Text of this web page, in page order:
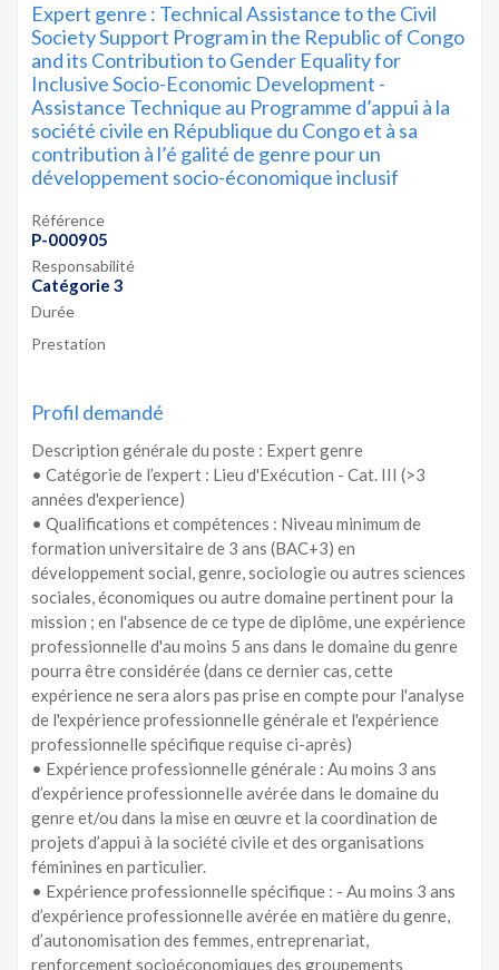
Expert genre : Technical Assistance to the Civil
Society Support Program in the Republic of Congo
and its Contribution to Gender Equality for
Inclusive Socio-Economic Development -
Assistance Technique au Programme d’appui à la
société civile en République du Congo et à sa
contribution à l’é galité de genre pour un
développement socio-économique inclusif
Référence
P-000905
Responsabilité
Catégorie 3
Durée
Prestation
Profil demandé
Description générale du poste : Expert genre
• Catégorie de l’expert : Lieu d'Exécution - Cat. III (>3
années d'experience)
• Qualifications et compétences : Niveau minimum de
formation universitaire de 3 ans (BAC+3) en
développement social, genre, sociologie ou autres sciences
sociales, économiques ou autre domaine pertinent pour la
mission ; en l'absence de ce type de diplôme, une expérience
professionnelle d'au moins 5 ans dans le domaine du genre
pourra être considérée (dans ce dernier cas, cette
expérience ne sera alors pas prise en compte pour l'analyse
de l'expérience professionnelle générale et l'expérience
professionnelle spécifique requise ci-après)
• Expérience professionnelle générale : Au moins 3 ans
d’expérience professionnelle avérée dans le domaine du
genre et/ou dans la mise en œuvre et la coordination de
projets d’appui à la société civile et des organisations
féminines en particulier.
• Expérience professionnelle spécifique : - Au moins 3 ans
d’expérience professionnelle avérée en matière du genre,
d’autonomisation des femmes, entreprenariat,
renforcement socioéconomiques des groupements